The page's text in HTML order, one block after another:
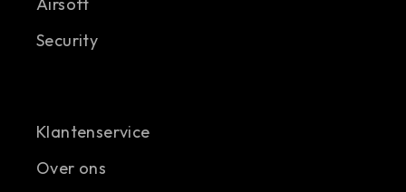
Security
Klantenservice
Over ons